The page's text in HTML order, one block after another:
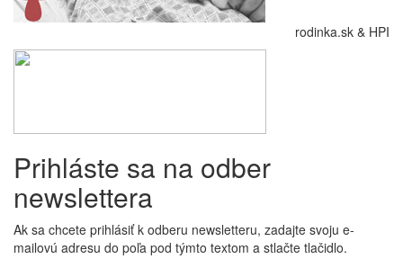
rodinka.sk & HPI
Prihláste sa na odber
newslettera
Ak sa chcete prihlásiť k odberu newsletteru, zadajte svoju e-
mailovú adresu do poľa pod týmto textom a stlačte tlačidlo.